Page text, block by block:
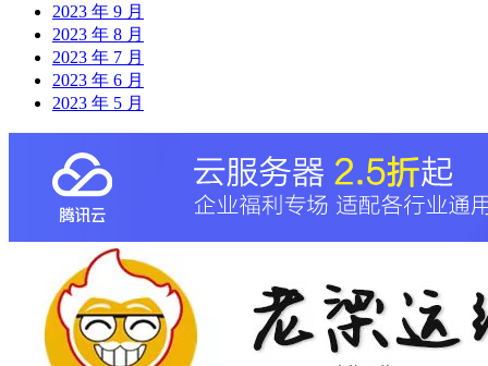
2023 年 9 月
2023 年 8 月
2023 年 7 月
2023 年 6 月
2023 年 5 月